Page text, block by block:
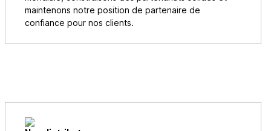
maintenons notre position de partenaire de
confiance pour nos clients.